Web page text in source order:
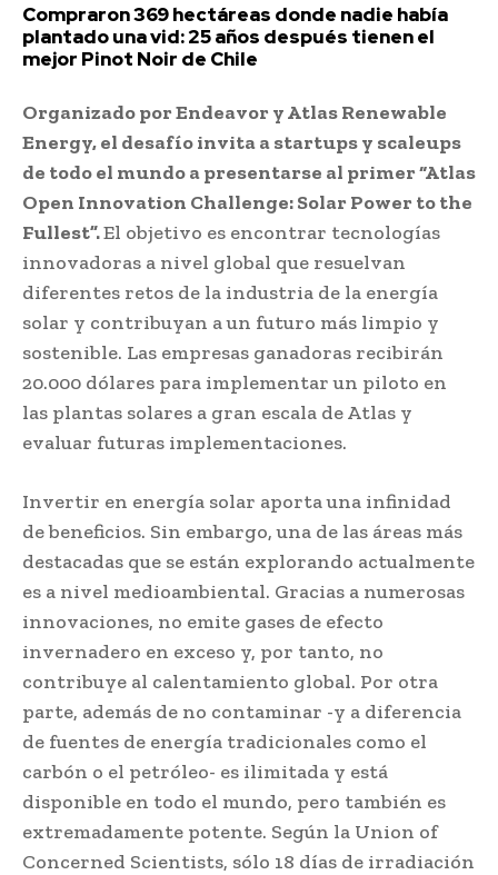
Compraron 369 hectáreas donde nadie había
plantado una vid: 25 años después tienen el
mejor Pinot Noir de Chile
Organizado por Endeavor y Atlas Renewable
Energy, el desafío invita a startups y scaleups
de todo el mundo a presentarse al primer “Atlas
Open Innovation Challenge: Solar Power to the
Fullest”.El objetivo es encontrar tecnologías
innovadoras a nivel global que resuelvan
diferentes retos de la industria de la energía
solar y contribuyan a un futuro más limpio y
sostenible. Las empresas ganadoras recibirán
20.000 dólares para implementar un piloto en
las plantas solares a gran escala de Atlas y
evaluar futuras implementaciones.
Invertir en energía solar aporta una infinidad
de beneficios. Sin embargo, una de las áreas más
destacadas que se están explorando actualmente
es a nivel medioambiental. Gracias a numerosas
innovaciones, no emite gases de efecto
invernadero en exceso y, por tanto, no
contribuye al calentamiento global. Por otra
parte, además de no contaminar -y a diferencia
de fuentes de energía tradicionales como el
carbón o el petróleo- es ilimitada y está
disponible en todo el mundo, pero también es
extremadamente potente. Según la Union of
Concerned Scientists, sólo 18 días de irradiación